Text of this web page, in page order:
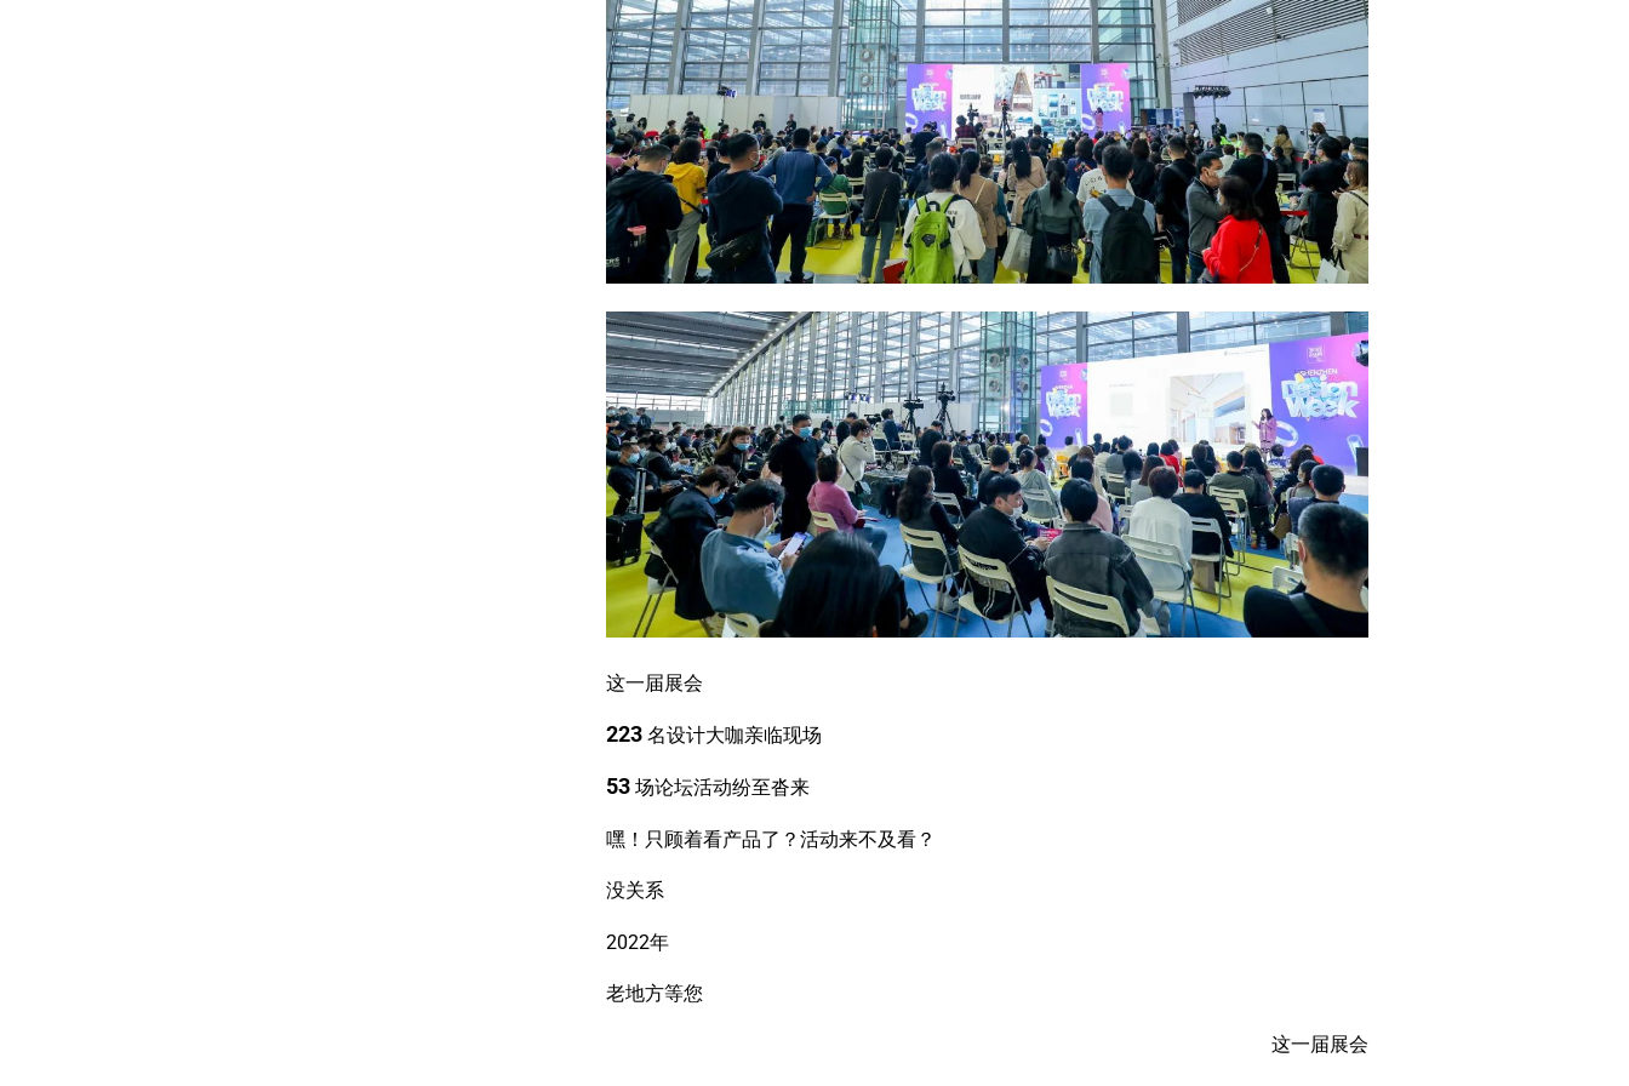
这一届展会
223名设计大咖亲临现场
53场论坛活动纷至沓来
嘿！只顾着看产品了？活动来不及看？
没关系
2022年
老地方等您
这一届展会